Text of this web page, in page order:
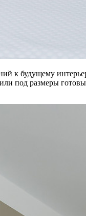
к будущему
под размеры